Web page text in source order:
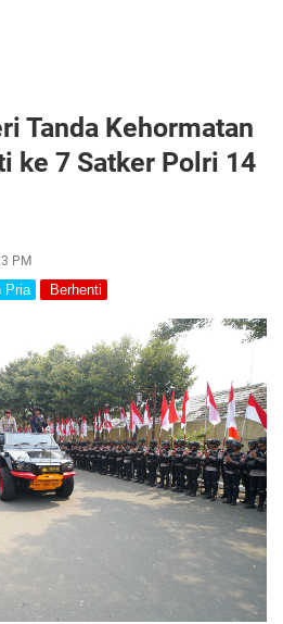
Tanda Kehormatan
ke 7 Satker Polri 14
PM
Pria Berhenti